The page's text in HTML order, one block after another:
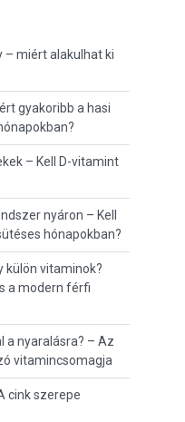
– miért alakulhat ki
gyakoribb a hasi
– Kell D-vitamint
nyáron – Kell
hónapokban?
külön vitaminok?
a modern férfi
a nyaralásra? – Az
vitamincsomagja
cink szerepe